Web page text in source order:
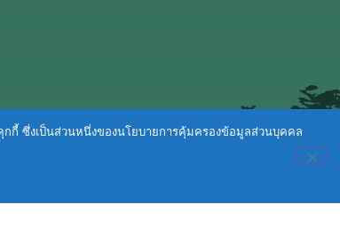
กกี้ ซึ่งเป็นส่วนหนึ่งของนโยบายการคุ้มครองข้อมูลส่วนบุคคล